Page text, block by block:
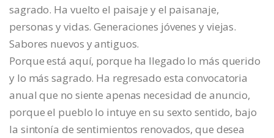
sagrado. Ha vuelto el paisaje y el paisanaje,
personas y vidas. Generaciones jóvenes y viejas.
Sabores nuevos y antiguos.
Porque está aquí, porque ha llegado lo más querido
y lo más sagrado. Ha regresado esta convocatoria
anual que no siente apenas necesidad de anuncio,
porque el pueblo lo intuye en su sexto sentido, bajo
la sintonía de sentimientos renovados, que desea